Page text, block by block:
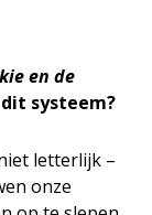
en de
systeem?
letterlijk –
onze